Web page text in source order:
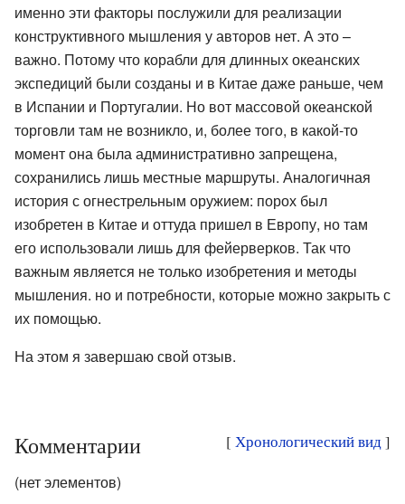
именно эти факторы послужили для реализации
конструктивного мышления у авторов нет. А это –
важно. Потому что корабли для длинных океанских
экспедиций были созданы и в Китае даже раньше, чем
в Испании и Португалии. Но вот массовой океанской
торговли там не возникло, и, более того, в какой-то
момент она была административно запрещена,
сохранились лишь местные маршруты. Аналогичная
история с огнестрельным оружием: порох был
изобретен в Китае и оттуда пришел в Европу, но там
его использовали лишь для фейерверков. Так что
важным является не только изобретения и методы
мышления. но и потребности, которые можно закрыть с
их помощью.
На этом я завершаю свой отзыв.
[ Хронологический вид ]
Комментарии
(нет элементов)